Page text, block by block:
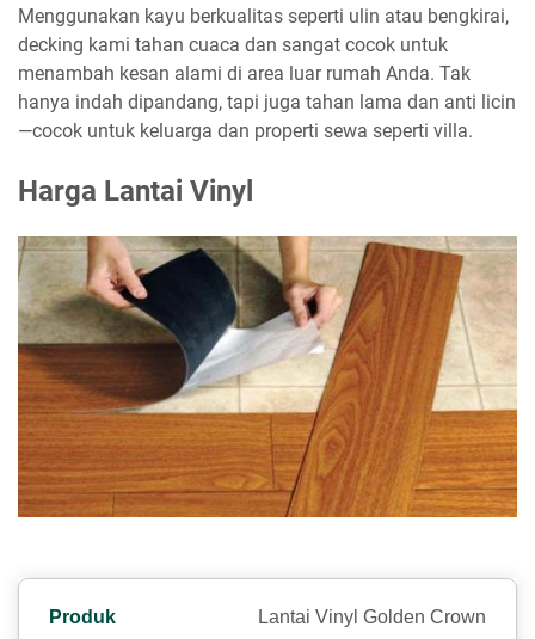
Menggunakan kayu berkualitas seperti ulin atau bengkirai,
decking kami tahan cuaca dan sangat cocok untuk
menambah kesan alami di area luar rumah Anda. Tak
hanya indah dipandang, tapi juga tahan lama dan anti licin
—cocok untuk keluarga dan properti sewa seperti villa.
Harga Lantai Vinyl
Lantai Vinyl Golden Crown